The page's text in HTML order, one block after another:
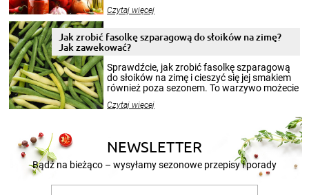
krajobrazów, by cieszyć nimi oko w sezonie
pełni poczuć atmosferę cieplejszych
miesięcy. Przygotowanie słoików ze
patenty, które pozwolą zachować świeżość
przetworów.
Czytaj więcej
Jak zrobić fasolkę szparagową do słoików na zimę?
Jak zawekować?
Sprawdźcie, jak zrobić fasolkę szparagową
do słoików na zimę i cieszyć się jej smakiem
również poza sezonem. To warzywo możecie
nasze propozycje!
Czytaj więcej
NEWSLETTER
Bądź na bieżąco – wysyłamy sezonowe przepisy i porady